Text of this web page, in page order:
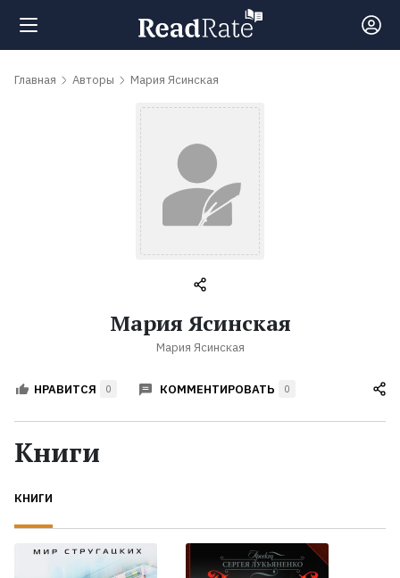
Поиск
обсуждаемые
Авторы
Жанры
Экранизации
Главная Авторы Мария Ясинская
Мария Ясинская
Мария Ясинская
НРАВИТСЯ 0 КОММЕНТИРОВАТЬ 0
Книги
КНИГИ